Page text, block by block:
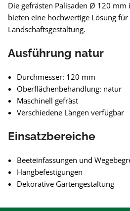
Die gefrästen Palisaden Ø 120
bieten eine hochwertige Lösung
Landschaftsgestaltung.
Ausführung natur
Durchmesser: 120 mm
Oberflächenbehandlung: natur
Maschinell gefräst
Verschiedene Längen verfügbar
Einsatzbereiche
Beeteinfassungen und
Hangbefestigungen
Dekorative Gartengestaltung